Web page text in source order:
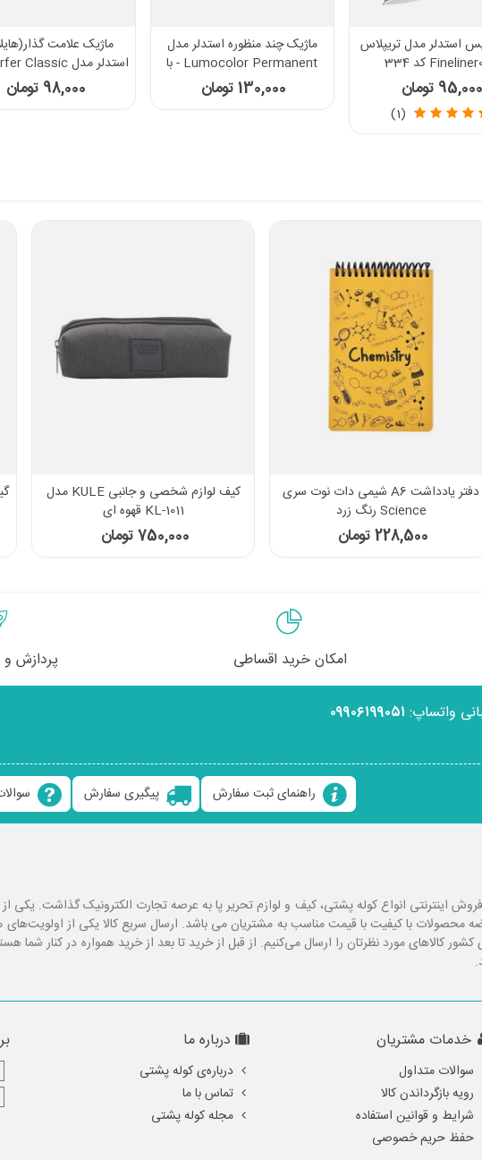
چند منظوره استدلر مدل
نوک تخت کد 350
130,000 تومان
ماژیک علامت گذار(هایلایت)
استدلر مدل Textsurfer Classic
کد 364
98,000 تومان
روان نویس
45,000 تومان
دفتر یادداشت A6 شیمی دات نوت سری
Science رنگ زرد
228,500 تومان
کیف لوازم شخصی و جانبی KULE مدل
KL-1011 قهوه ای
750,000 تومان
امکان خرید اقساطی پردازش
واتساپ: ۰۹۹۰۶۱۹۹۰۵۱
راهنمای ثبت سفارش پیگیری سفارش
با هدف فروش اینترنتی انواع کوله پشتی، کیف و لوازم تحریر پا به عرصه تجارت الکترونیک گذاشت.
محصولات با کیفیت با قیمت مناسب به مشتریان می باشد. ارسال سریع کالا یکی از
کالا‌های مورد نظرتان را ارسال می‌کنیم. از قبل از خرید تا بعد از خرید همواره در کنار شما
خدمات مشتریان
سوالات متداول
رویه بازگرداندن کالا
شرایط و قوانین استفاده
حفظ حریم خصوصی
درباره ما
درباره‌ی کوله پشتی
تماس با ما
مجله کوله پشتی